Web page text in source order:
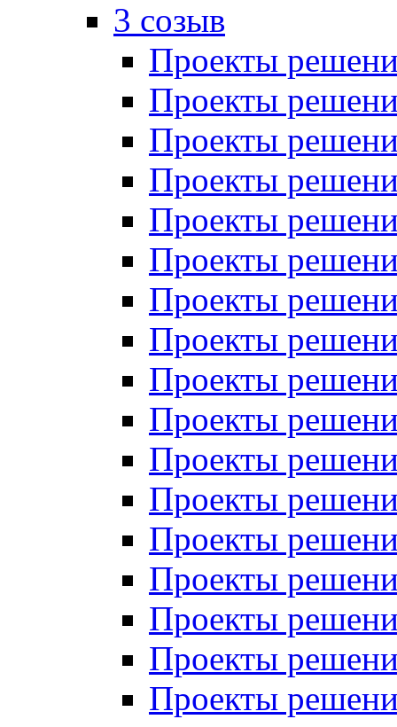
3 созыв
Проекты
Проекты
Проекты
Проекты
Проекты
Проекты
Проекты
Проекты
Проекты
Проекты
Проекты
Проекты
Проекты
Проекты
Проекты
Проекты
Проекты